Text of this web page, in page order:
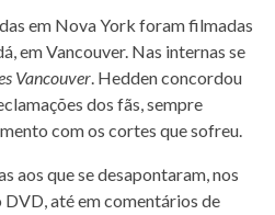
em Nova York foram filmadas
em Vancouver. Nas internas se
Vancouver. Hedden concordou
dos fãs, sempre
com os cortes que sofreu.
aos que se desapontaram, nos
até em comentários de